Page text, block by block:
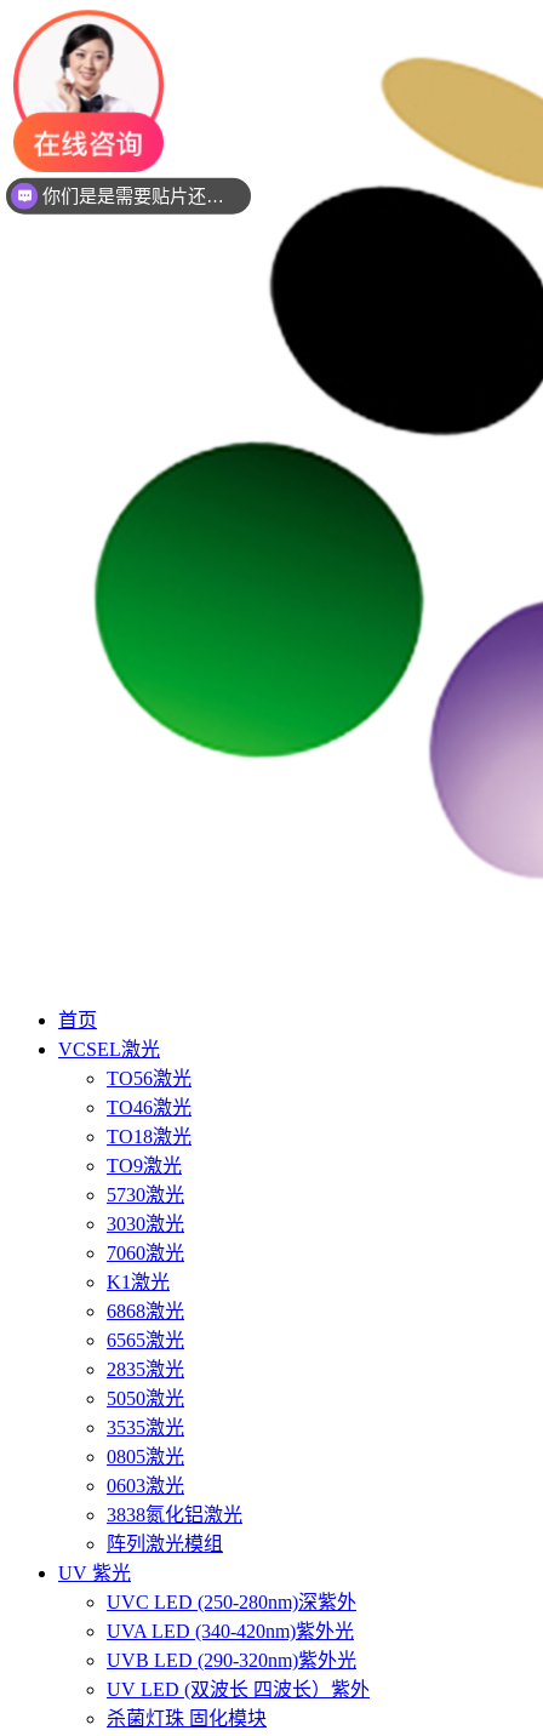
首页
VCSEL激光
TO56激光
TO46激光
TO18激光
TO9激光
5730激光
3030激光
7060激光
K1激光
6868激光
6565激光
2835激光
5050激光
3535激光
0805激光
0603激光
3838氮化铝激光
阵列激光模组
UV 紫光
UVC LED (250-280nm)深紫外
UVA LED (340-420nm)紫外光
UVB LED (290-320nm)紫外光
UV LED (双波长 四波长）紫外
杀菌灯珠 固化模块
你们是是需要贴片还是插件灯珠呢？